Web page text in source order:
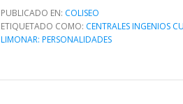
Central
Santa
Amalia
Laurentino
PUBLICADO EN: COLISEO
ETIQUETADO COMO: CENTRALES INGENIOS
LIMONAR: PERSONALIDADES